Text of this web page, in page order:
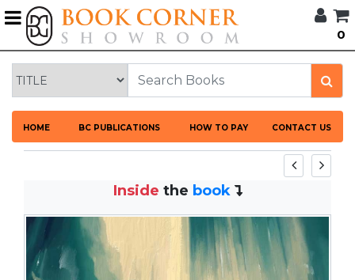
0
HOME BC PUBLICATIONS HOW TO PAY CONTACT US
BROWSE
CORNER
HOME
BOOK
CORNER
LANGUAGES
DISCOUNTS
Inside the book